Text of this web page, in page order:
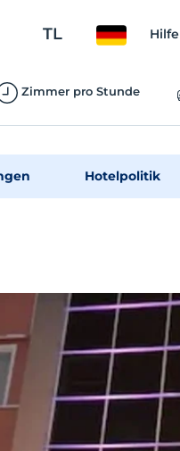
TL Hilfe
Zimmer pro Stunde
Hotelpolitik